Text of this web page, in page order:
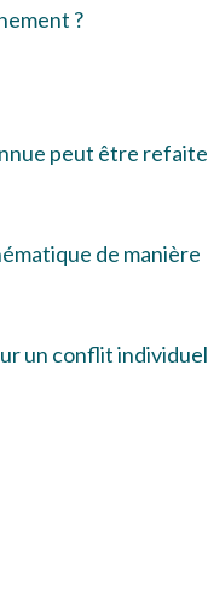
?
peut être refaite
de manière
un conflit individuel